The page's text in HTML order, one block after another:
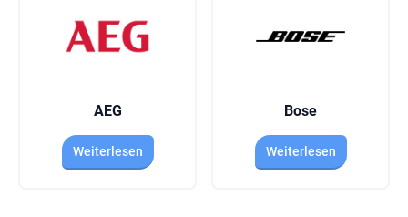
AEG
Weiterlesen
Bose
Weiterlesen